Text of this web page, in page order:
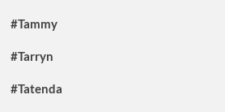
#Tammy
#Tarryn
#Tatenda